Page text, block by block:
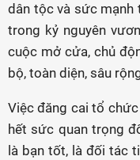
dân tộc và sức mạnh
trong kỷ nguyên
cuộc mở cửa, chủ
bộ, toàn diện, sâu
Việc đăng cai tổ
hết sức quan trọng
là bạn tốt, là đối tác